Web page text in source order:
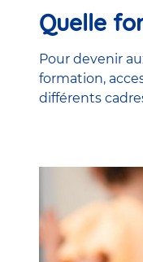
Quelle
Pour devenir
formation,
différents